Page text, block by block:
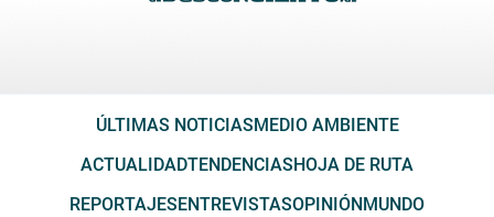
ÚLTIMAS NOTICIAS MEDIO AMBIENTE
ACTUALIDADTENDENCIAS HOJA DE RUTA
REPORTAJES ENTREVISTASOPINIÓN MUNDO